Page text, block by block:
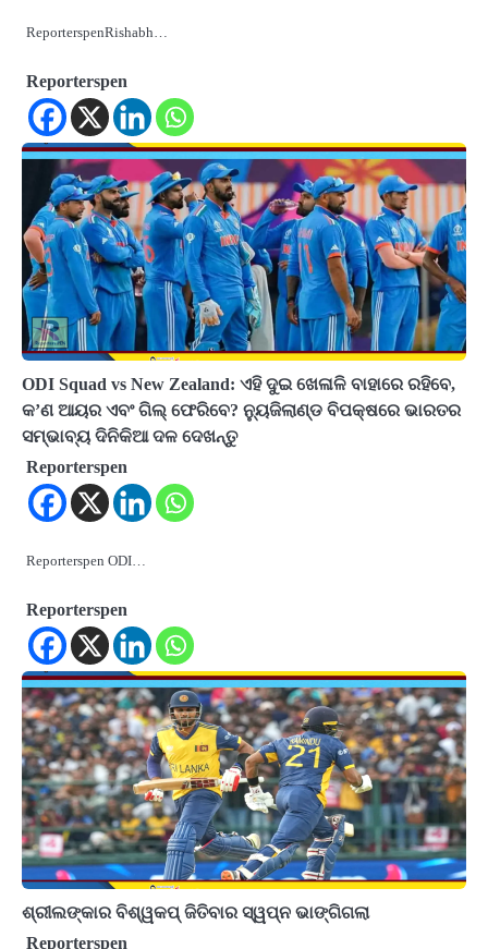
ReporterspenRishabh…
Reporterspen
ODI Squad vs New Zealand: ଏହି ଦୁଇ ଖେଳାଳି ବାହାରେ ରହିବେ,
କ’ଣ ଆୟର ଏବଂ ଗିଲ୍ ଫେରିବେ? ନ୍ୟୁଜିଲାଣ୍ଡ ବିପକ୍ଷରେ ଭାରତର
ସମ୍ଭାବ୍ୟ ଦିନିକିଆ ଦଳ ଦେଖନ୍ତୁ
Reporterspen
Reporterspen ODI…
Reporterspen
ଶ୍ରୀଲଙ୍କାର ବିଶ୍ୱକପ୍‌ ଜିତିବାର ସ୍ୱପ୍ନ ଭାଙ୍ଗିଗଲା
Reporterspen